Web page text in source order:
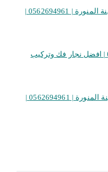
نجار تركيب غرف نوم بالمدينة المنورة | 0562694961 |
نجار بالمدينة | 0562694961 | افضل نجار فك وتركيب
فني تركيب غرف نوم بالمدينة المنورة | 0562694961 |